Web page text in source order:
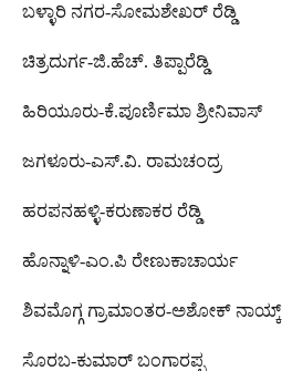
ಬಳ್ಳಾರಿ ನಗರ-ಸೋಮಶೇಖರ್ ರೆಡ್ಡಿ
ಚಿತ್ರದುರ್ಗ-ಜಿ.ಹೆಚ್. ತಿಪ್ಪಾರೆಡ್ಡಿ
ಹಿರಿಯೂರು-ಕೆ.ಪೂರ್ಣಿಮಾ ಶ್ರೀನಿವಾಸ್
ಜಗಳೂರು-ಎಸ್.ವಿ. ರಾಮಚಂದ್ರ
ಹರಪನಹಳ್ಳಿ-ಕರುಣಾಕರ ರೆಡ್ಡಿ
ಹೊನ್ನಾಳಿ-ಎಂ.ಪಿ ರೇಣುಕಾಚಾರ್ಯ
ಶಿವಮೊಗ್ಗ ಗ್ರಾಮಾಂತರ-ಅಶೋಕ್ ನಾಯ್ಕ್
ಸೊರಬ-ಕುಮಾರ್ ಬಂಗಾರಪ್ಪ